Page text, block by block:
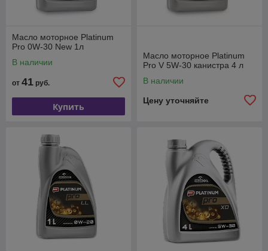
Масло моторное Platinum
Pro 0W-30 New 1л
В наличии
от 41 руб.
Купить
Масло моторное Platinum
Pro V 5W-30 канистра 4 л
В наличии
Цену уточняйте